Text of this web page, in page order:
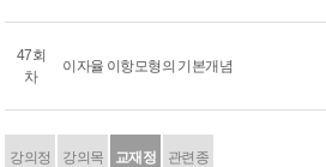
47회
차
이자율 이항모형의 기본개념
강의정
강의목
교재정
관련종